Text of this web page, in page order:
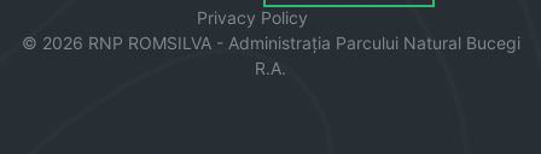
Privacy Policy
© 2026 RNP ROMSILVA - Administrația ParculuiNatural Bucegi
R.A.